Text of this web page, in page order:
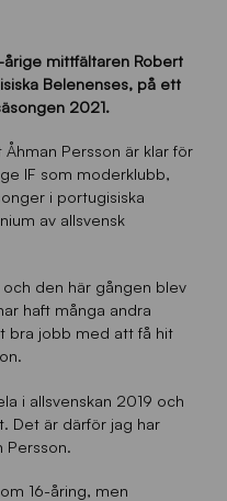
mittfältaren Robert
Belenenses, på ett
2021.
Persson är klar för
IF som moderklubb,
i portugisiska
av allsvensk
den här gången blev
haft många andra
bra jobb med att få hit
i allsvenskan 2019 och
Det är därför jag har
Persson.
16-åring, men